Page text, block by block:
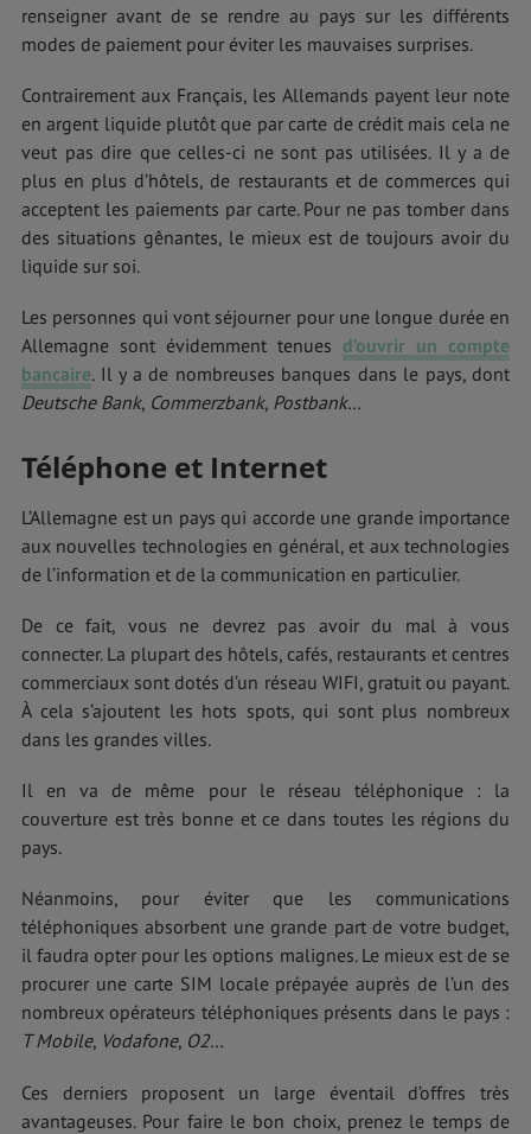
renseigner avant de se rendre au pays sur les différents
modes de paiement pour éviter les mauvaises surprises.
Contrairement aux Français, les Allemands payent leur note
en argent liquide plutôt que par carte de crédit mais cela ne
veut pas dire que celles-ci ne sont pas utilisées. Il y a de
plus en plus d’hôtels, de restaurants et de commerces qui
acceptent les paiements par carte. Pour ne pas tomber dans
des situations gênantes, le mieux est de toujours avoir du
liquide sur soi.
Les personnes qui vont séjourner pour une longue durée en
Allemagne sont évidemment tenues d’ouvrir un compte
bancaire. Il y a de nombreuses banques dans le pays, dont
Deutsche Bank, Commerzbank, Postbank…
Téléphone et Internet
L’Allemagne est un pays qui accorde une grande importance
aux nouvelles technologies en général, et aux technologies
de l’information et de la communication en particulier.
De ce fait, vous ne devrez pas avoir du mal à vous
connecter. La plupart des hôtels, cafés, restaurants et centres
commerciaux sont dotés d’un réseau WIFI, gratuit ou payant.
À cela s’ajoutent les hots spots, qui sont plus nombreux
dans les grandes villes.
Il en va de même pour le réseau téléphonique : la
couverture est très bonne et ce dans toutes les régions du
pays.
Néanmoins, pour éviter que les communications
téléphoniques absorbent une grande part de votre budget,
il faudra opter pour les options malignes. Le mieux est de se
procurer une carte SIM locale prépayée auprès de l’un des
nombreux opérateurs téléphoniques présents dans le pays :
T Mobile, Vodafone, O2…
Ces derniers proposent un large éventail d’offres très
avantageuses. Pour faire le bon choix, prenez le temps de